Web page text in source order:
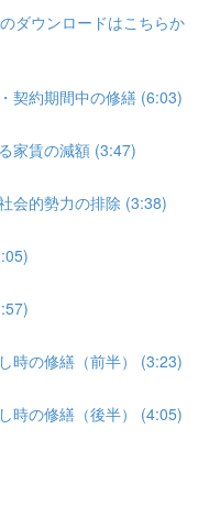
ダウンロードはこちらか
契約期間中の修繕 (6:03)
家賃の減額 (3:47)
会的勢力の排除 (3:38)
時の修繕（前半） (3:23)
時の修繕（後半） (4:05)